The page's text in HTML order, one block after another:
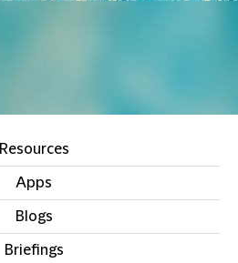
Resources
Apps
Blogs
Briefings